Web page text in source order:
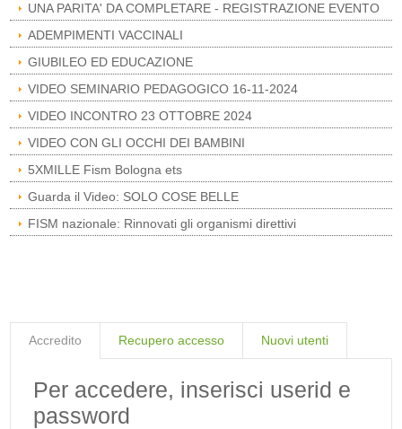
UNA PARITA' DA COMPLETARE - REGISTRAZIONE EVENTO
ADEMPIMENTI VACCINALI
GIUBILEO ED EDUCAZIONE
VIDEO SEMINARIO PEDAGOGICO 16-11-2024
VIDEO INCONTRO 23 OTTOBRE 2024
VIDEO CON GLI OCCHI DEI BAMBINI
5XMILLE Fism Bologna ets
Guarda il Video: SOLO COSE BELLE
FISM nazionale: Rinnovati gli organismi direttivi
Accredito Recupero accesso Nuovi utenti
Per accedere, inserisci userid e
password